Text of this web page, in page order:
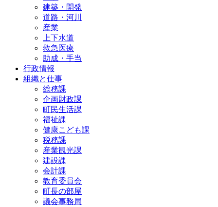
建築・開発
道路・河川
産業
上下水道
救急医療
助成・手当
行政情報
組織と仕事
総務課
企画財政課
町民生活課
福祉課
健康こども課
税務課
産業観光課
建設課
会計課
教育委員会
町長の部屋
議会事務局